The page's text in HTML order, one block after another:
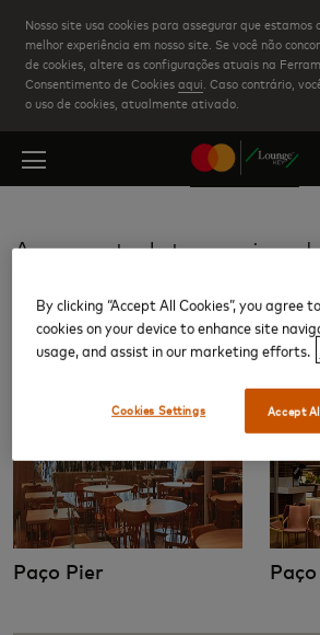
Skip
to
main
content
Nosso site usa cookies para assegurar que estamos
melhor experiência em nosso site. Se você não
de cookies, altere as configurações atuais na
Consentimento de Cookiesaqui . Caso contrário,
o uso de cookies, atualmente ativado.
Aeroporto Internacional
Salas VIP
Paço Pier
By clicking “Accept All Cookies”, you agree
cookies on your device to enhance site
usage, and assist in our marketing efforts.
Accept
Cookies Settings